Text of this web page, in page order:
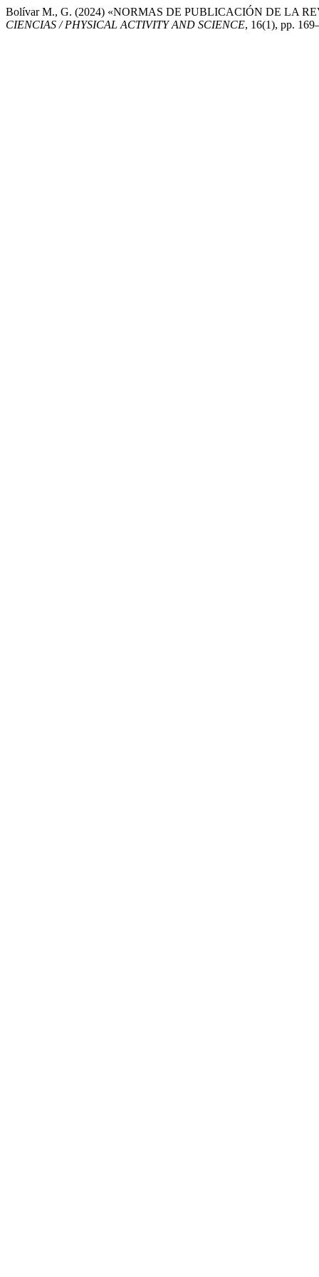
Bolívar M., G. (2024) «NORMAS DE PUBLICACIÓN DE LA
CIENCIAS / PHYSICAL ACTIVITY AND SCIENCE, 16(1), pp.